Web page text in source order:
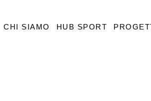
CHI SIAMO HUB SPORT